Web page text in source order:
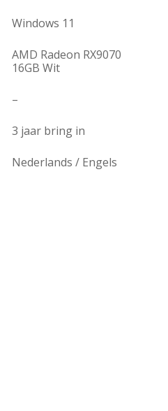
Windows 11
AMD Radeon RX9070
16GB Wit
–
3 jaar bring in
Nederlands / Engels